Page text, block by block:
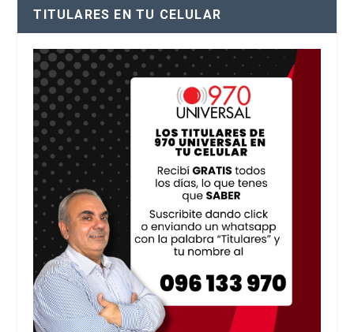
TITULARES EN TU CELULAR